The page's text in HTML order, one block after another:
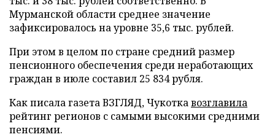
Мурманской области среднее значение
зафиксировалось на уровне 35,6 тыс. рублей.
При этом в целом по стране средний размер
пенсионного обеспечения среди неработающих
граждан в июле составил 25 834 рубля.
Как писала газета ВЗГЛЯД, Чукоткавозглавила
рейтинг регионов с самыми высокими средними
пенсиями.